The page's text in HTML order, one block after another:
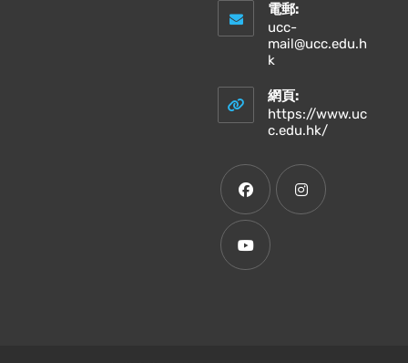
電郵:
ucc-
mail@ucc.edu.h
k
your
application
網頁:
https://www.uc
c.edu.hk/Opens
Opens
in